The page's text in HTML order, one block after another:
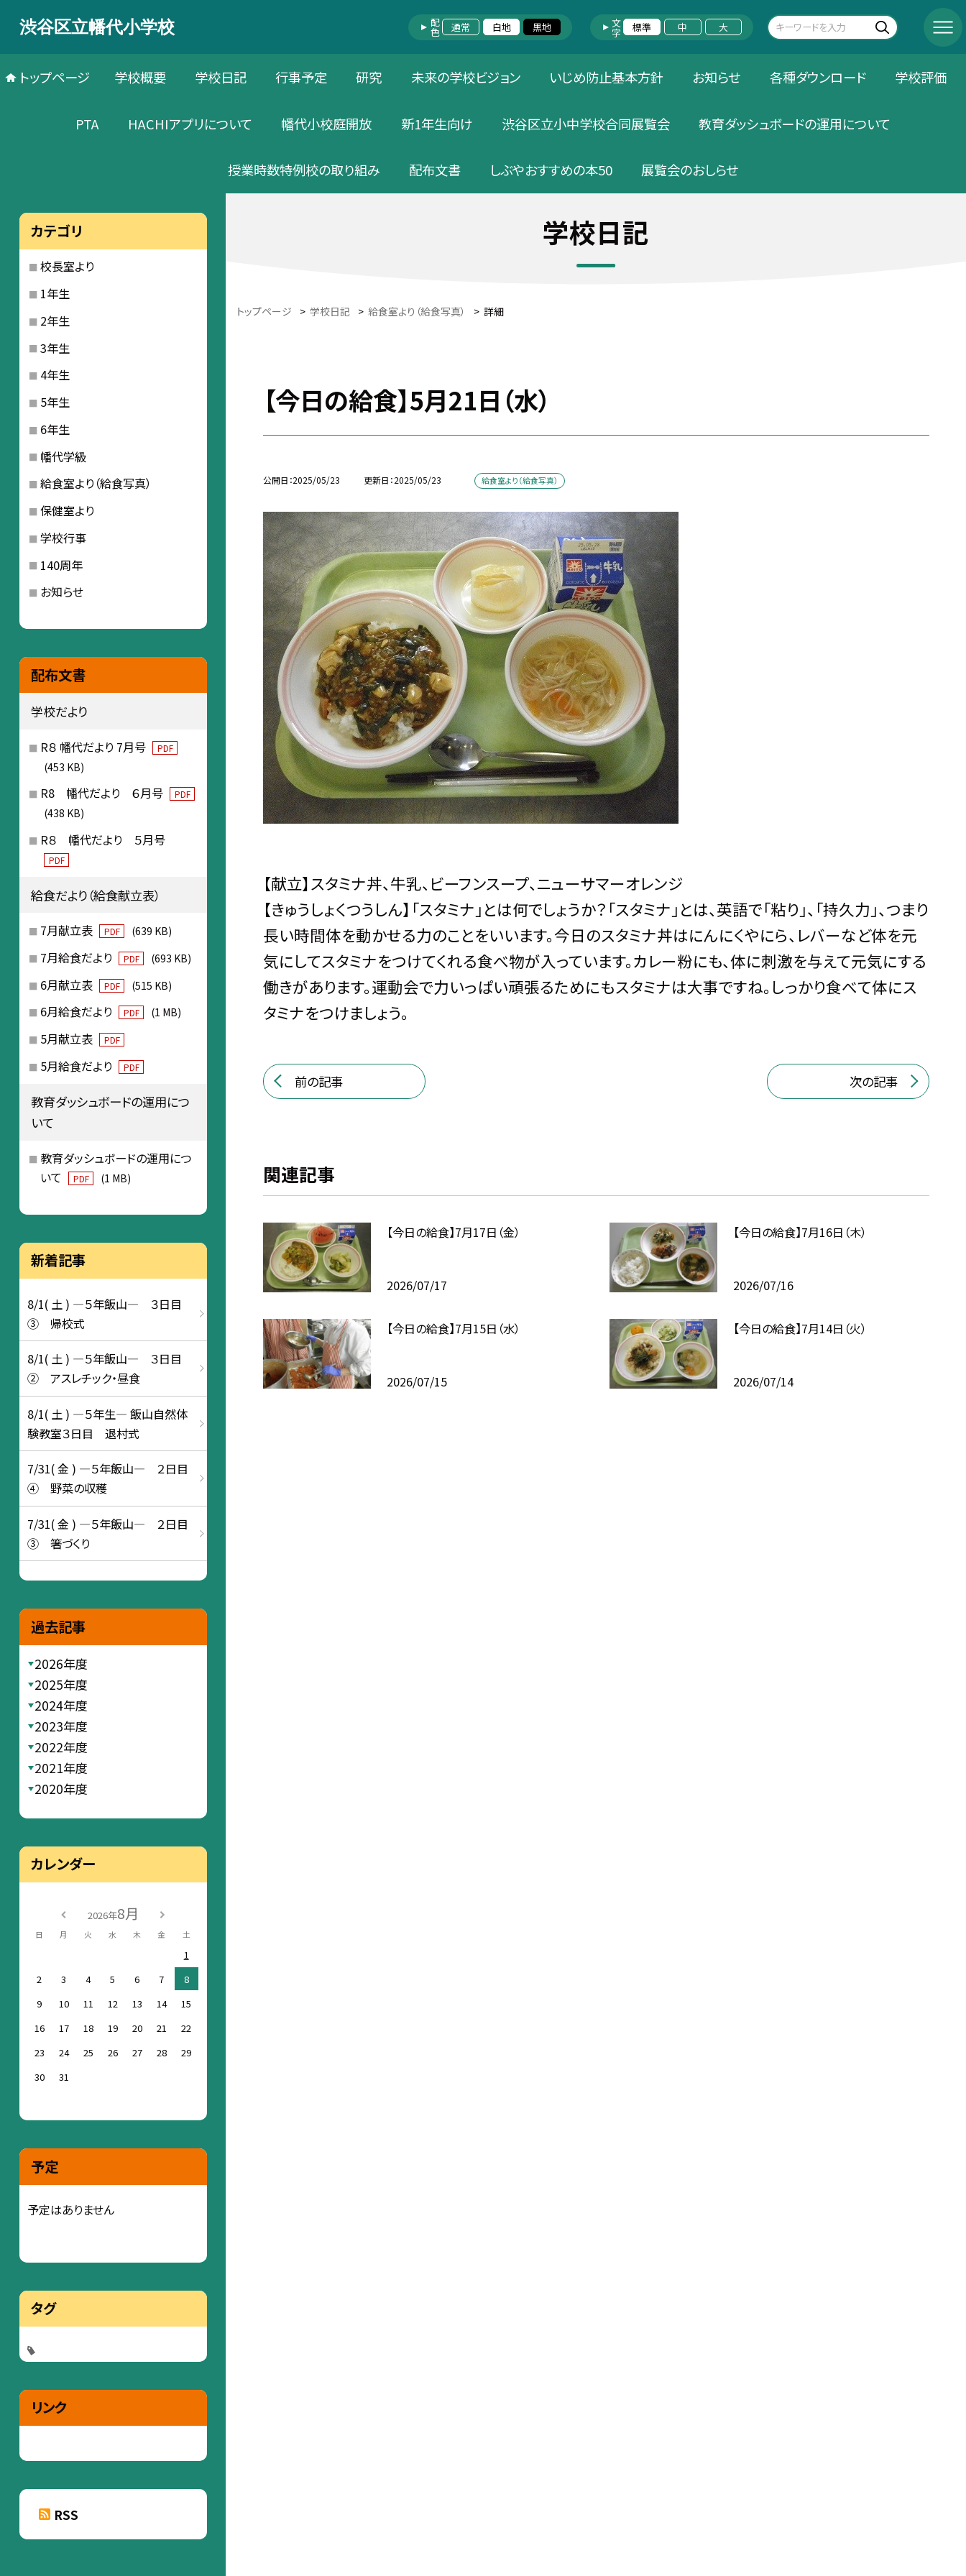
渋谷区立幡代小学校 配色 通常 白地 黒地 文字 標準 中 大
トップページ 学校概要 学校日記 行事予定 研究 未来の学校ビジョン いじめ防止基本方針 お知らせ 各種ダウンロード 学校評価
PTA HACHIアプリについて 幡代小校庭開放 新1年生向け 渋谷区立小中学校合同展覧会 教育ダッシュボードの運用について
授業時数特例校の取り組み 配布文書 しぶやおすすめの本50 展覧会のおしらせ
学校日記
トップページ > 学校日記 > 給食室より（給食写真） > 詳細
【今日の給食】5月21日（水）
公開日 2025/05/23 更新日 2025/05/23 給食室より（給食写真）
【献立】スタミナ丼、牛乳、ビーフンスープ、ニューサマーオレンジ
【きゅうしょくつうしん】「スタミナ」とは何でしょうか？「スタミナ」とは、英語で「粘り」、「持久力」、つまり
長い時間体を動かせる力のことをいいます。今日のスタミナ丼はにんにくやにら、レバーなど体を元
気にしてスタミナをつけてくれる食べ物が入っています。カレー粉にも、体に刺激を与えて元気にする
働きがあります。運動会で力いっぱい頑張るためにもスタミナは大事ですね。しっかり食べて体にス
タミナをつけましょう。
前の記事 次の記事
関連記事
【今日の給食】7月17日（金）
2026/07/17
【今日の給食】7月16日（木）
2026/07/16
【今日の給食】7月15日（水）
2026/07/15
【今日の給食】7月14日（火）
2026/07/14
カテゴリ
校長室より
1年生
2年生
3年生
4年生
5年生
6年生
幡代学級
給食室より（給食写真）
保健室より
学校行事
140周年
お知らせ
配布文書
学校だより
R８ 幡代だより 7月号 PDF
(453 KB)
R8 幡代だより ６月号 PDF
(438 KB)
R８ 幡代だより ５月号
PDF
給食だより（給食献立表）
7月献立表 PDF (639 KB)
7月給食だより PDF (693 KB)
6月献立表 PDF (515 KB)
6月給食だより PDF (1 MB)
5月献立表 PDF
5月給食だより PDF
教育ダッシュボードの運用につ
いて
教育ダッシュボードの運用につ
いて
PDF (1 MB)
新着記事
8/1( 土 ) ―５年飯山― ３日目
③ 帰校式
8/1( 土 ) ―５年飯山― ３日目
② アスレチック・昼食
8/1( 土 ) ―５年生― 飯山自然体
験教室３日目 退村式
7/31( 金 ) ―５年飯山― ２日目
④ 野菜の収穫
7/31( 金 ) ―５年飯山― ２日目
③ 箸づくり
過去記事
2026年度
2025年度
2024年度
2023年度
2022年度
2021年度
2020年度
カレンダー
2026年8月
日 月 火 水 木 金 土
1
2
3 4 5 6 7
8
9
10 11 12 13 14
15
16
17 18 19 20 21
22
23
24 25 26 27 28
29
30
31
予定
予定はありません
タグ
リンク
RSS